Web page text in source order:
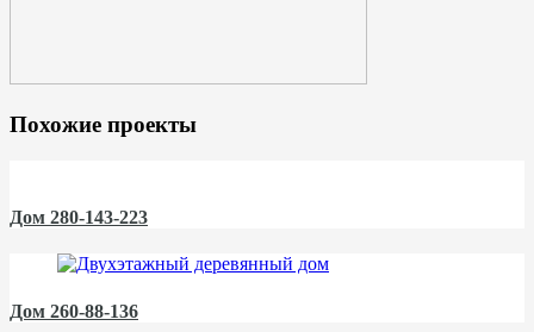
Похожие проекты
Дом 280-143-223
Дом 260-88-136